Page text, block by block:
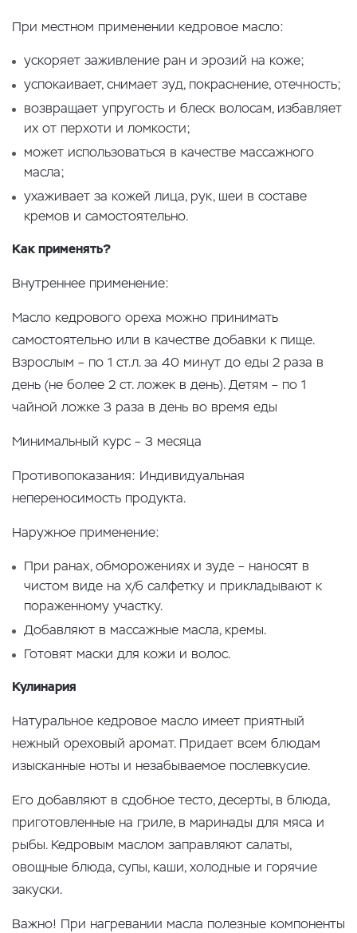
При местном применении кедровое масло:
ускоряет заживление ран и эрозий на коже;
успокаивает, снимает зуд, покраснение, отечность;
возвращает упругость и блеск волосам, избавляет
их от перхоти и ломкости;
может использоваться в качестве массажного
масла;
ухаживает за кожей лица, рук, шеи в составе
кремов и самостоятельно.
Как применять?
Внутреннее применение:
Масло кедрового ореха можно принимать
самостоятельно или в качестве добавки к пище.
Взрослым – по 1 ст.л. за 40 минут до еды 2 раза в
день (не более 2 ст. ложек в день). Детям – по 1
чайной ложке 3 раза в день во время еды
Минимальный курс – 3 месяца
Противопоказания: Индивидуальная
непереносимость продукта.
Наружное применение:
При ранах, обморожениях и зуде – наносят в
чистом виде на х/б салфетку и прикладывают к
пораженному участку.
Добавляют в массажные масла, кремы.
Готовят маски для кожи и волос.
Кулинария
Натуральное кедровое масло имеет приятный
нежный ореховый аромат. Придает всем блюдам
изысканные ноты и незабываемое послевкусие.
Его добавляют в сдобное тесто, десерты, в блюда,
приготовленные на гриле, в маринады для мяса и
рыбы. Кедровым маслом заправляют салаты,
овощные блюда, супы, каши, холодные и горячие
закуски.
Важно! При нагревании масла полезные компоненты